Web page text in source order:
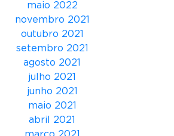
maio 2022
novembro 2021
outubro 2021
setembro 2021
agosto 2021
julho 2021
junho 2021
maio 2021
abril 2021